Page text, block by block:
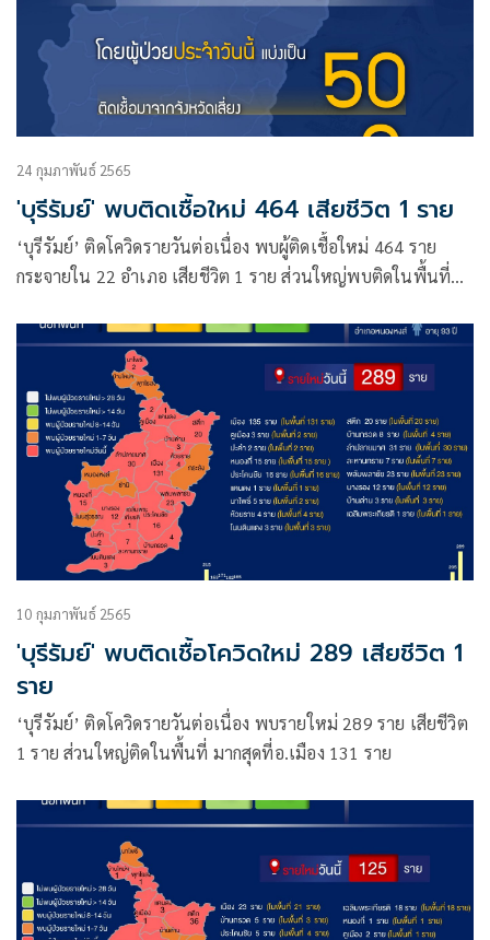
24 กุมภาพันธ์ 2565
'บุรีรัมย์' พบติดเชื้อใหม่ 464 เสียชีวิต 1 ราย
‘บุรีรัมย์’ ติดโควิดรายวันต่อเนื่อง พบผู้ติดเชื้อใหม่ 464 ราย
กระจายใน 22 อำเภอ เสียชีวิต 1 ราย ส่วนใหญ่พบติดในพื้นที่
10 กุมภาพันธ์ 2565
'บุรีรัมย์' พบติดเชื้อโควิดใหม่ 289 เสียชีวิต 1
ราย
‘บุรีรัมย์’ ติดโควิดรายวันต่อเนื่อง พบรายใหม่ 289 ราย เสียชีวิต
1 ราย ส่วนใหญ่ติดในพื้นที่ มากสุดที่อ.เมือง 131 ราย